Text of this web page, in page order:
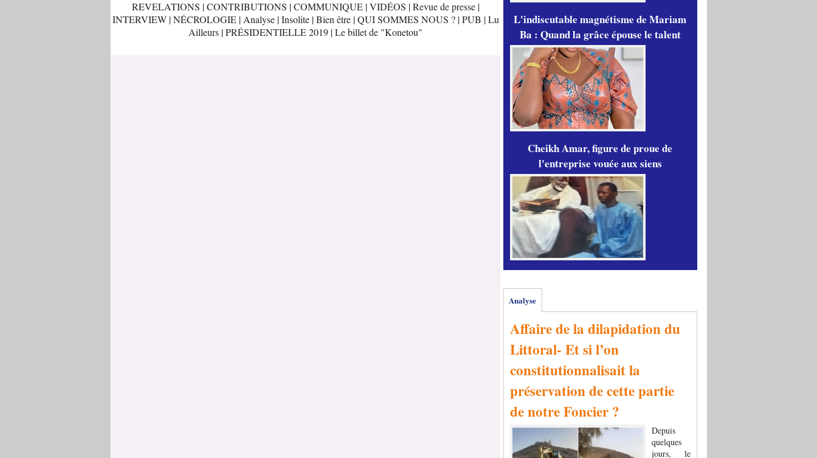
REVELATIONS |CONTRIBUTIONS |COMMUNIQUE |VIDÉOS |Revue de presse |
INTERVIEW |NÉCROLOGIE |Analyse |Insolite |Bien être |QUI SOMMES NOUS ? |PUB |Lu
Ailleurs |PRÉSIDENTIELLE 2019 |Le billet de "Konetou"
L'indiscutable magnétisme de Mariam
Ba : Quand la grâce épouse le talent
Cheikh Amar, figure de proue de
l'entreprise vouée aux siens
Analyse
Affaire de la dilapidation du
Littoral- Et si l’on
constitutionnalisait la
préservation de cette partie
de notre Foncier ?
Depuis
quelques
jours, le